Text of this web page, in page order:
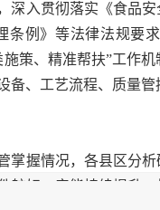
深入贯彻落实《食品
例》等法律法规要
策、精准帮扶”工作
备、工艺流程、质量
掌握情况，各县区分
较好、产能持续提升